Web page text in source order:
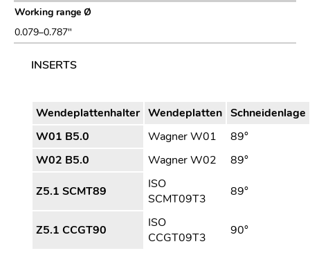
Working range Ø
0.079–0.787″
INSERTS
Wendeplattenhalter Wendeplatten Schneidenlage
W01 B5.0
Wagner W01
89°
W02 B5.0
Wagner W02 89°
Z5.1 SCMT89
ISO
SCMT09T3
89°
Z5.1 CCGT90
ISO
CCGT09T3
90°